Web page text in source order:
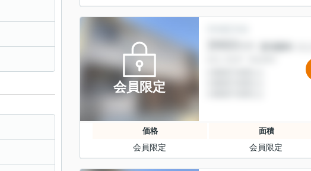
会員限定
価格 面積
会員限定 会員限定